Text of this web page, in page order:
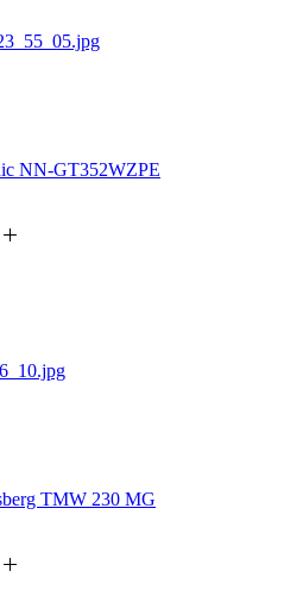
NN-GT352WZPE
TMW 230 MG